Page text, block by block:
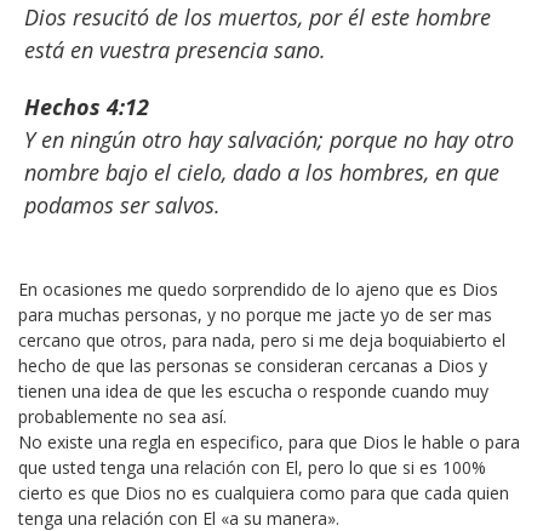
Dios resucitó de los muertos, por él este hombre
está en vuestra presencia sano.
Hechos 4:12
Y en ningún otro hay salvación; porque no hay otro
nombre bajo el cielo, dado a los hombres, en que
podamos ser salvos.
En ocasiones me quedo sorprendido de lo ajeno que es Dios
para muchas personas, y no porque me jacte yo de ser mas
cercano que otros, para nada, pero si me deja boquiabierto el
hecho de que las personas se consideran cercanas a Dios y
tienen una idea de que les escucha o responde cuando muy
probablemente no sea así.
No existe una regla en especifico, para que Dios le hable o para
que usted tenga una relación con El, pero lo que si es 100%
cierto es que Dios no es cualquiera como para que cada quien
tenga una relación con El «a su manera».